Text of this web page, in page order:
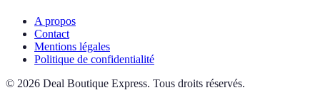
A propos
Contact
Mentions légales
Politique de confidentialité
© 2026 Deal Boutique Express. Tous droits réservés.